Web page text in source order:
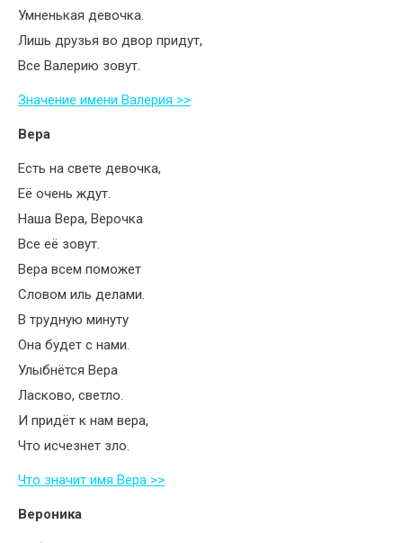
Умненькая девочка.
Лишь друзья во двор придут,
Все Валерию зовут.
Значение имени Валерия >>
Вера
Есть на свете девочка,
Её очень ждут.
Наша Вера, Верочка
Все её зовут.
Вера всем поможет
Словом иль делами.
В трудную минуту
Она будет с нами.
Улыбнётся Вера
Ласково, светло.
И придёт к нам вера,
Что исчезнет зло.
Что значит имя Вера >>
Вероника